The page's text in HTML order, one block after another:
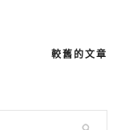
較舊的文章